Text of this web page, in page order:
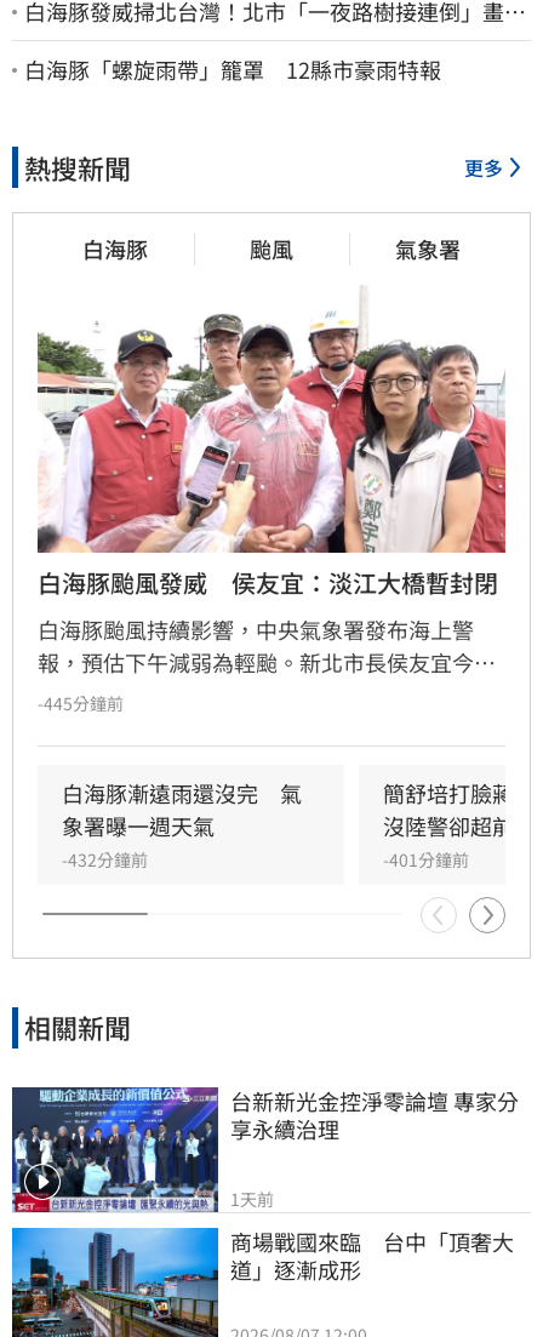
白海豚發威掃北台灣！北市「一夜路樹接連倒」畫面
曝 15米巨樹躺路中央
白海豚「螺旋雨帶」籠罩 12縣市豪雨特報
熱搜新聞 更多
白海豚 颱風 氣象署
白海豚颱風發威　侯友宜：淡江大橋暫封閉
白海豚颱風持續影響，中央氣象署發布海上警
報，預估下午減弱為輕颱。新北市長侯友宜今日
視察淡海二期防汛工程，確認現場無積淹水情
影響仍在，山區恐有大雨，沿海長浪可能超過6
米，請市民務必遠離山區與海邊，並持續留意最
新氣象資訊，以確保自身安全。
-445分鐘前
白海豚漸遠雨還沒完　氣
象署曝一週天氣
-432分鐘前
簡舒培打臉蔣
沒陸警卻超前放
-401分鐘前
相關新聞
台新新光金控淨零論壇 專家分
享永續治理
1天前
商場戰國來臨　台中「頂奢大
道」逐漸成形